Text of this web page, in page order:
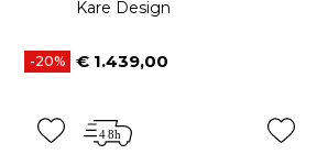
-20%
Kare Design
Prijs
€ 1.439,00